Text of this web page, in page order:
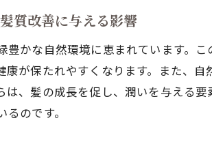
自然
髪質
オー
質改善に与える影響
豊かな自然環境に恵まれています。
康が保たれやすくなります。また、
は、髪の成長を促し、潤いを与える
のです。